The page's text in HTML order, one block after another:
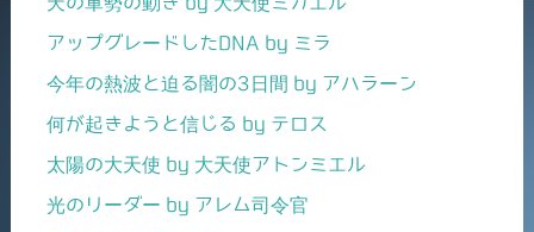
アップグレードしたDNA by ミラ
今年の熱波と迫る闇の3日間 by アハラーン
何が起きようと信じる by テロス
太陽の大天使 by 大天使アトンミエル
光のリーダー by アレム司令官